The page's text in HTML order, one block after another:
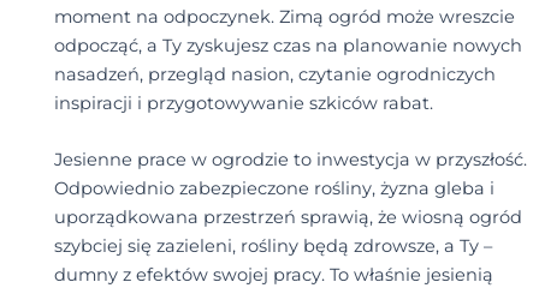
moment na odpoczynek. Zimą ogród może wreszcie
odpocząć, a Ty zyskujesz czas na planowanie nowych
nasadzeń, przegląd nasion, czytanie ogrodniczych
inspiracji i przygotowywanie szkiców rabat.
Jesienne prace w ogrodzie to inwestycja w przyszłość.
Odpowiednio zabezpieczone rośliny, żyzna gleba i
uporządkowana przestrzeń sprawią, że wiosną ogród
szybciej się zazieleni, rośliny będą zdrowsze, a Ty –
dumny z efektów swojej pracy. To właśnie jesienią